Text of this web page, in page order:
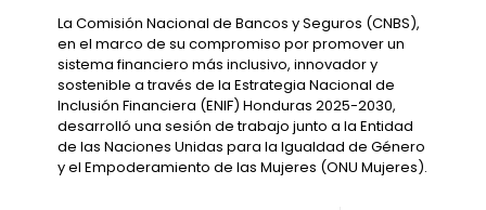
La Comisión Nacional de Bancos y Seguros (CNBS),
en el marco de su compromiso por promover un
sistema financiero más inclusivo, innovador y
sostenible a través de la Estrategia Nacional de
Inclusión Financiera (ENIF) Honduras 2025-2030,
desarrolló una sesión de trabajo junto a la Entidad
de las Naciones Unidas para la Igualdad de Género
y el Empoderamiento de las Mujeres (ONU Mujeres).